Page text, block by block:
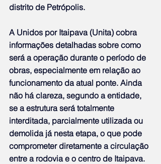
distrito de Petrópolis.
A Unidos por Itaipava (Unita) cobra
informações detalhadas sobre como
será a operação durante o período de
obras, especialmente em relação ao
funcionamento da atual ponte. Ainda
não há clareza, segundo a entidade,
se a estrutura será totalmente
interditada, parcialmente utilizada ou
demolida já nesta etapa, o que pode
comprometer diretamente a circulação
entre a rodovia e o centro de Itaipava.